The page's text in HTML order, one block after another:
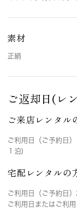
素材
正絹
ご返却日(レ
ご来店レンタル
ご利用日（ご予約日
１泊)
宅配レンタルの
ご利用日（ご予約日
ご利用日またはご利用